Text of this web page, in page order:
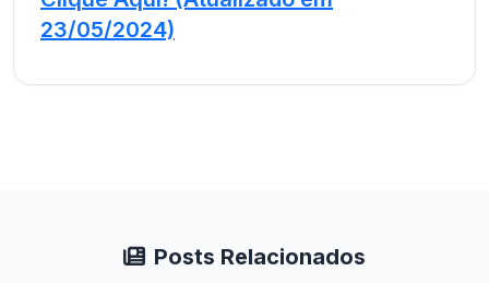
23/05/2024)
Posts Relacionados